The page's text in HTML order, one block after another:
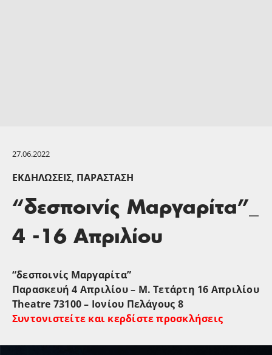
27.06.2022
ΕΚΔΗΛΏΣΕΙΣ, ΠΑΡΆΣΤΑΣΗ
“δεσποινίς Μαργαρίτα”_
4 -16 Απριλίου
“δεσποινίς Μαργαρίτα”
Παρασκευή 4 Απριλίου – Μ. Τετάρτη 16 Απριλίου
Theatre 73100 – Ιονίου Πελάγους 8
Συντονιστείτε και κερδίστε προσκλήσεις